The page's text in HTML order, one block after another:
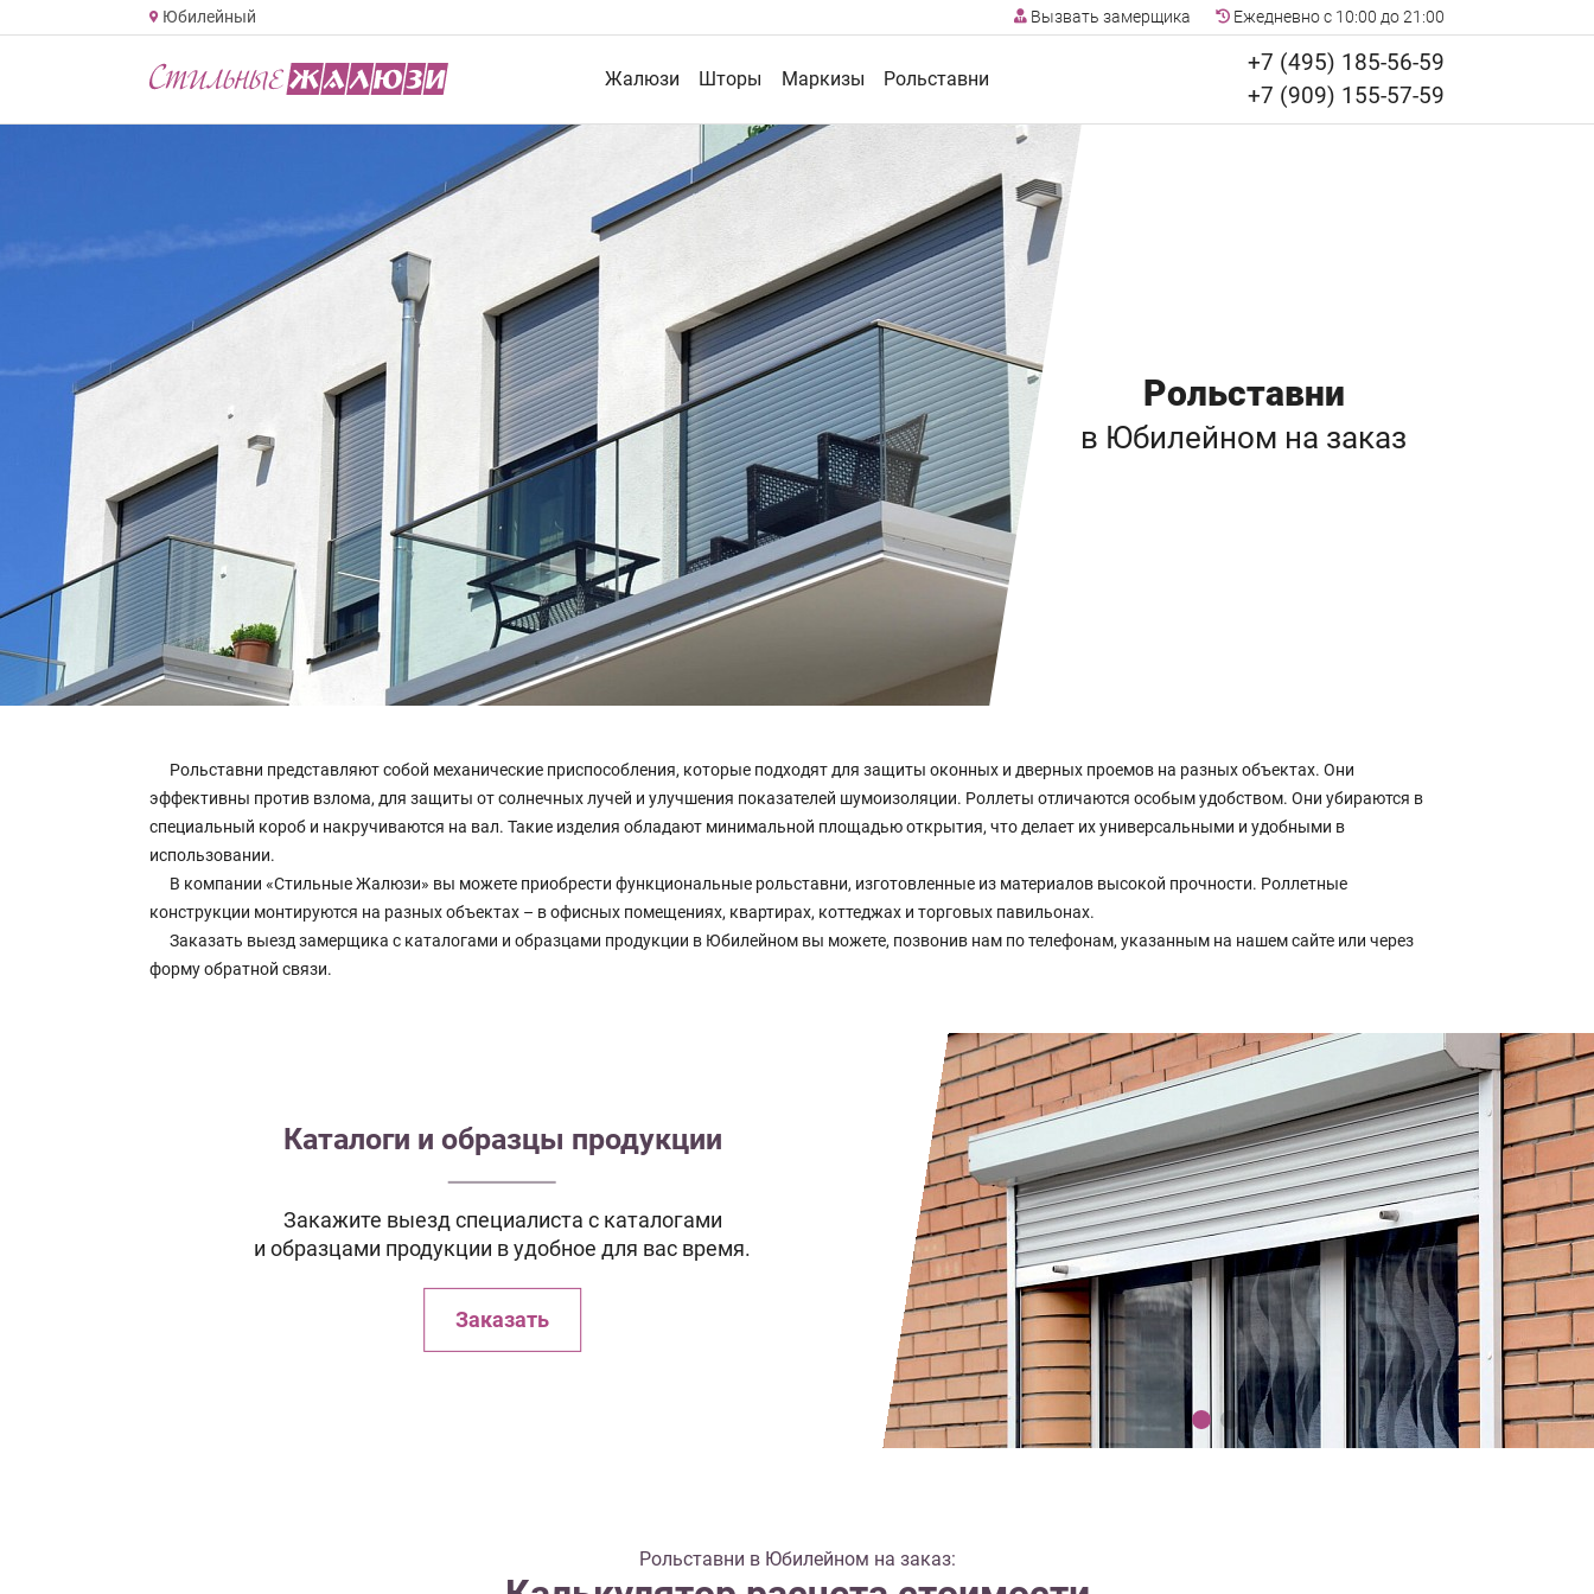
Юбилейный Вызвать замерщика Ежедневно с 10:00 до 21:00
Жалюзи Шторы Маркизы Рольставни
+7 (495) 185-56-59
+7 (909) 155-57-59
Рольставни
в Юбилейном на заказ
Рольставни представляют собой механические приспособления, которые подходят для защиты оконных и дверных проемов на разных объектах. Они
эффективны против взлома, для защиты от солнечных лучей и улучшения показателей шумоизоляции. Роллеты отличаются особым удобством. Они убираются в
специальный короб и накручиваются на вал. Такие изделия обладают минимальной площадью открытия, что делает их универсальными и удобными в
использовании.
В компании «Стильные Жалюзи» вы можете приобрести функциональные рольставни, изготовленные из материалов высокой прочности. Роллетные
конструкции монтируются на разных объектах – в офисных помещениях, квартирах, коттеджах и торговых павильонах.
Заказать выезд замерщика с каталогами и образцами продукции в Юбилейном вы можете, позвонив нам по телефонам, указанным на нашем сайте или через
форму обратной связи.
Каталоги и образцы продукции
Закажите выезд специалиста с каталогами
и образцами продукции в удобное для вас время.
Заказать
Рольставни в Юбилейном на заказ: